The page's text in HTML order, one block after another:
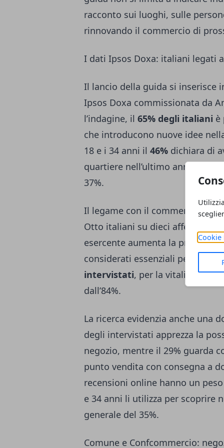
Cookie
racconto sui luoghi, sulle
rinnovando il commercio di
I dati Ipsos Doxa: italiani legati
Il lancio della guida si inserisce
Ipsos Doxa commissionata da
l’indagine, il 65% degli italiani è
che introducono nuove idee
18 e i 34 anni il 46% dichiara di
quartiere nell’ultimo anno. Sul
37%.
Il legame con il commercio
Otto italiani su dieci affermano
esercente aumenta la propria
considerati essenziali per
intervistati, per la vitalità dei
dall’84%.
La ricerca evidenzia anche una
degli intervistati apprezza la
negozio, mentre il 29% guarda
punto vendita con consegna a
recensioni online hanno un
e 34 anni li utilizza per scoprire
generale del 35%.
Comune e Confcommercio: